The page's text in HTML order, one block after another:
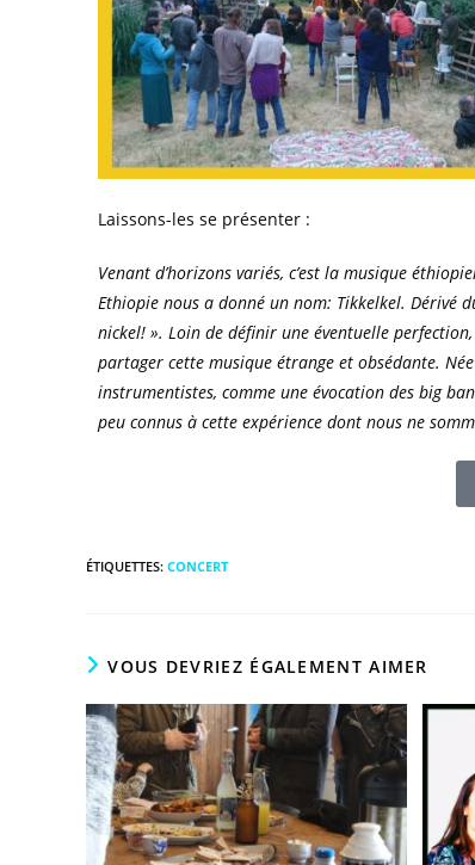
Laissons-les se présenter :
Venant d’horizons variés, c’est la musique
Ethiopie nous a donné un nom: Tikkelkel. Dérivé
nickel! ». Loin de définir une éventuelle
partager cette musique étrange et obsédante.
instrumentistes, comme une évocation des big
peu connus à cette expérience dont nous ne
ÉTIQUETTES: CONCERT
VOUS DEVRIEZ ÉGALEMENT AIMER